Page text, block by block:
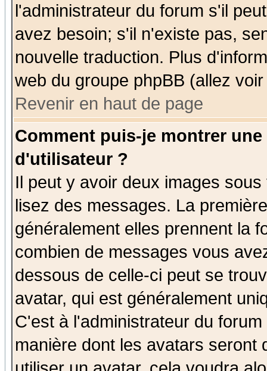
l'administrateur du forum s'il
avez besoin; s'il n'existe pas,
nouvelle traduction. Plus
web du groupe phpBB (allez
Revenir en haut de page
Comment puis-je montrer
d'utilisateur ?
Il peut y avoir deux images
lisez des messages. La
généralement elles prennent la
combien de messages vous
dessous de celle-ci peut se
avatar, qui est généralement
C'est à l'administrateur du
manière dont les avatars seront